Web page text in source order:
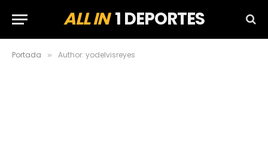
ALL IN1 DEPORTES
Portada » Author: yodelvisreyes